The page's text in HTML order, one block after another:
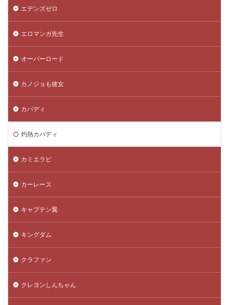
エデンズゼロ
エロマンガ先生
オーバーロード
カノジョも彼女
カバディ
灼熱カバディ
カミエラビ
カーレース
キャプテン翼
キングダム
クラファン
クレヨンしんちゃん